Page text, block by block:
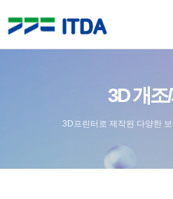
3D 개조
3D프린터로 제작된 다양한